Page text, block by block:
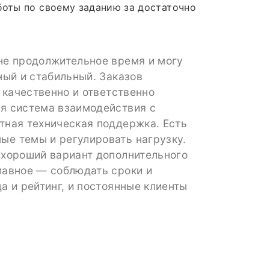
по своему заданию за достаточно
продолжительное время и могу
и стабильный. Заказов
и ответственно
система взаимодействия с
техническая поддержка. Есть
темы и регулировать нагрузку.
вариант дополнительного
— соблюдать сроки и
и рейтинг, и постоянные клиенты